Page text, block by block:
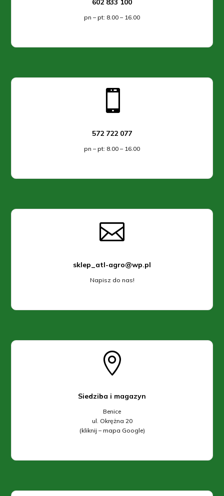
602 833 100
pn – pt: 8.00 – 16.00

572 722 077
pn – pt: 8.00 – 16.00

sklep_atl-agro@wp.pl
Napisz do nas!

Siedziba i magazyn
Benice
ul. Okrężna 20
(kliknij – mapa Google)